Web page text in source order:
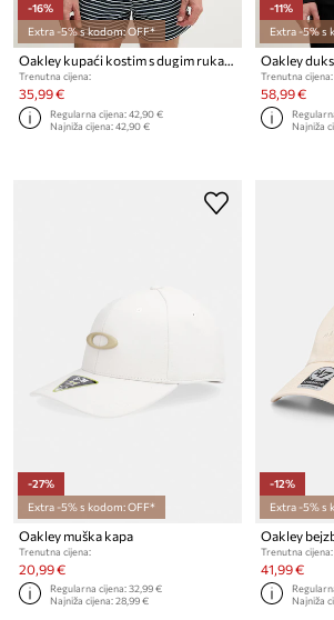
-16%
Extra -5% s kodom: OFF*
Oakley kupaći kostim s dugim rukavima za muškarce T-shirt do pływania
Trenutna cijena:
35,99 €
Regularna cijena:42,90 €
Najniža cijena:42,90 €
-11%
Extra -5% s
Trenutna cijena:
58,99 €
Najniža
-27%
Extra -5% s kodom: OFF*
Oakley muška kapa
Trenutna cijena:
20,99 €
Regularna cijena:32,99 €
Najniža cijena:28,99 €
-12%
Extra -5% s
Trenutna cijena:
41,99 €
Najniža